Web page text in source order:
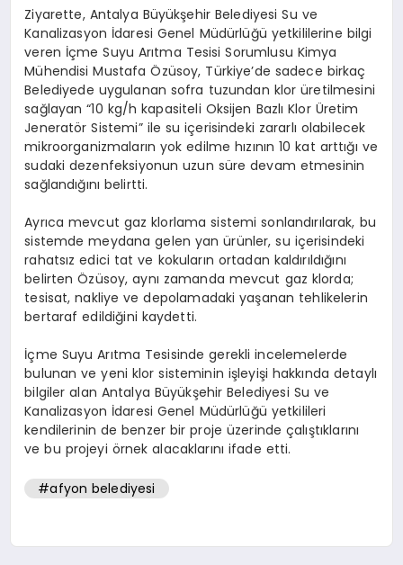
SPOR
TEKNOLOJI
Ziyarette, Antalya Büyükşehir Belediyesi Su ve
Kanalizasyon İdaresi Genel Müdürlüğü yetkililerine bilgi
veren İçme Suyu Arıtma Tesisi Sorumlusu Kimya
Mühendisi Mustafa Özüsoy, Türkiye’de sadece birkaç
Belediyede uygulanan sofra tuzundan klor üretilmesini
sağlayan “10 kg/h kapasiteli Oksijen Bazlı Klor Üretim
Jeneratör Sistemi” ile su içerisindeki zararlı olabilecek
mikroorganizmaların yok edilme hızının 10 kat arttığı ve
sudaki dezenfeksiyonun uzun süre devam etmesinin
sağlandığını belirtti.
Ayrıca mevcut gaz klorlama sistemi sonlandırılarak, bu
sistemde meydana gelen yan ürünler, su içerisindeki
rahatsız edici tat ve kokuların ortadan kaldırıldığını
belirten Özüsoy, aynı zamanda mevcut gaz klorda;
tesisat, nakliye ve depolamadaki yaşanan tehlikelerin
bertaraf edildiğini kaydetti.
İçme Suyu Arıtma Tesisinde gerekli incelemelerde
bulunan ve yeni klor sisteminin işleyişi hakkında detaylı
bilgiler alan Antalya Büyükşehir Belediyesi Su ve
Kanalizasyon İdaresi Genel Müdürlüğü yetkilileri
kendilerinin de benzer bir proje üzerinde çalıştıklarını
ve bu projeyi örnek alacaklarını ifade etti.
#afyon belediyesi